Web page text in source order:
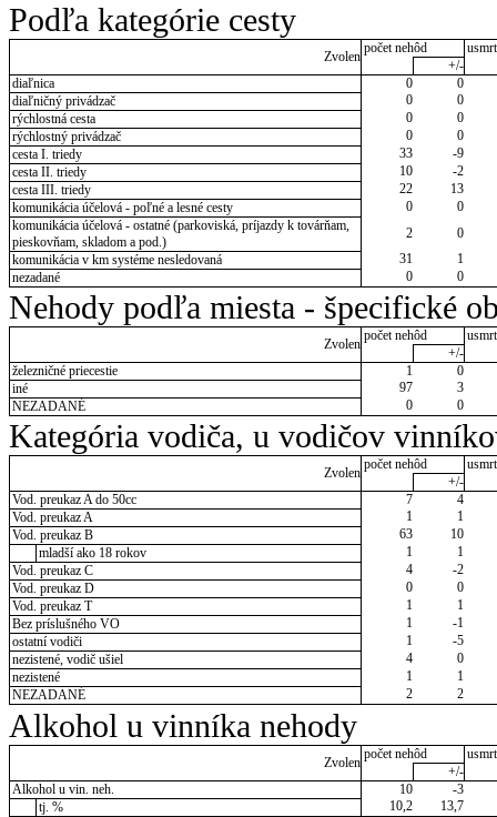
Podľa kategórie cesty
Zvolen
počet nehôd
+/-
diaľnica
0
0
diaľničný privádzač
0
0
rýchlostná cesta
0
0
rýchlostný privádzač
0
0
cesta I. triedy
33
-9
cesta II. triedy
10
-2
cesta III. triedy
22
13
komunikácia účelová - poľné a lesné cesty
0
0
komunikácia účelová - ostatné (parkoviská, príjazdy k továrňam,
pieskovňam, skladom a pod.)
2
0
komunikácia v km systéme nesledovaná
31
1
nezadané
0 0
Nehody podľa miesta - špecifické
Zvolen
počet nehôd
+/-
železničné priecestie
1
0
iné
97
3
NEZADANÉ
0 0
Kategória vodiča, u vodičov
Zvolen
počet nehôd
+/-
Vod. preukaz A do 50cc
7
4
Vod. preukaz A
1
1
Vod. preukaz B
63
10
mladší ako 18 rokov
1
1
Vod. preukaz C
4
-2
Vod. preukaz D
0
0
Vod. preukaz T
1
1
Bez príslušného VO
1
-1
ostatní vodiči
1
-5
nezistené, vodič ušiel
4
0
nezistené
1
1
NEZADANÉ
2 2
Alkohol u vinníka nehody
Zvolen
počet nehôd
+/-
Alkohol u vin. neh.
10
-3
tj. %
10,2 13,7